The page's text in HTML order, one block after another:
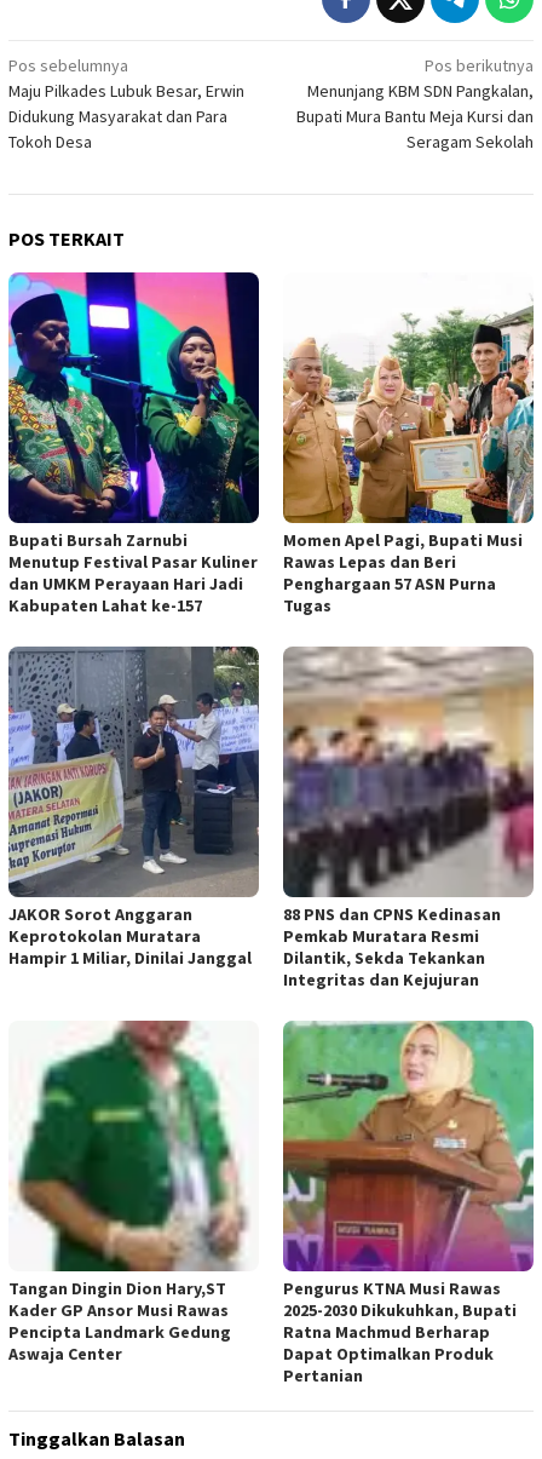
Navigasi
pos
Pos sebelumnya
Maju Pilkades Lubuk Besar, Erwin
Didukung Masyarakat dan Para
Tokoh Desa
Pos berikutnya
Menunjang KBM SDN Pangkalan,
Bupati Mura Bantu Meja Kursi dan
Seragam Sekolah
POS TERKAIT
Bupati Bursah Zarnubi
Menutup Festival Pasar Kuliner
dan UMKM Perayaan Hari Jadi
Kabupaten Lahat ke-157
Momen Apel Pagi, Bupati Musi
Rawas Lepas dan Beri
Penghargaan 57 ASN Purna
Tugas
JAKOR Sorot Anggaran
Keprotokolan Muratara
Hampir 1 Miliar, Dinilai Janggal
88 PNS dan CPNS Kedinasan
Pemkab Muratara Resmi
Dilantik, Sekda Tekankan
Integritas dan Kejujuran
Tangan Dingin Dion Hary,ST
Kader GP Ansor Musi Rawas
Pencipta Landmark Gedung
Aswaja Center
Pengurus KTNA Musi Rawas
2025-2030 Dikukuhkan, Bupati
Ratna Machmud Berharap
Dapat Optimalkan Produk
Pertanian
Tinggalkan Balasan